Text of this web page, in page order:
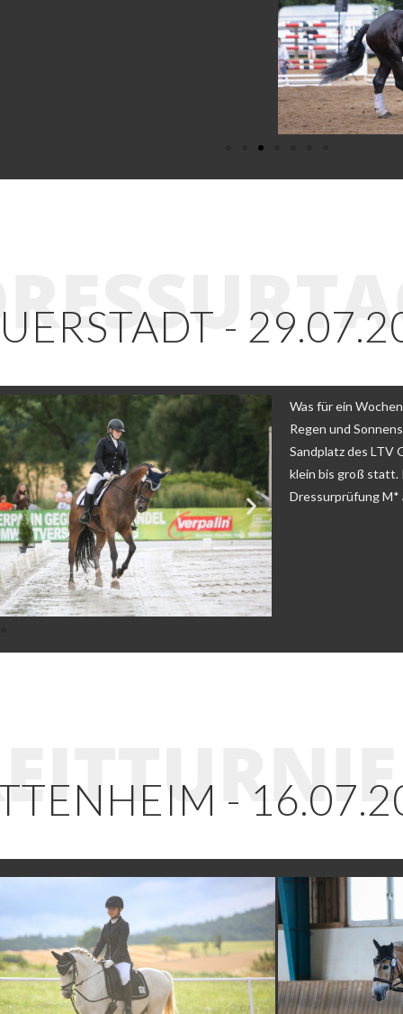
-
Was für ein
Regen und
Sandplatz des LTV
klein bis groß statt.
Dressurprüfung M*
-